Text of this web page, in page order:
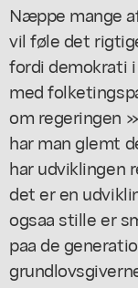
Næppe mange
vil føle det
fordi demokrati
med
om regeringen
har man glemt
har udviklingen
det er en
ogsaa stille er
paa de